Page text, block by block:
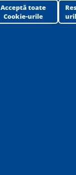
802 WD IR 7V
cu aer (nlt/min)
Acceptă toate
Cookie-urile